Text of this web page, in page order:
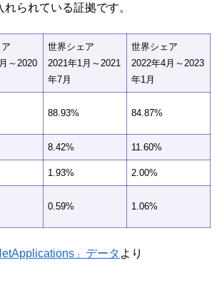
られている証拠です。
～2020
世界シェア
2021年1月～2021
年7月
世界シェア
2022年4月～2023
年1月
88.93% 84.87%
8.42% 11.60%
1.93% 2.00%
0.59% 1.06%
」データ より